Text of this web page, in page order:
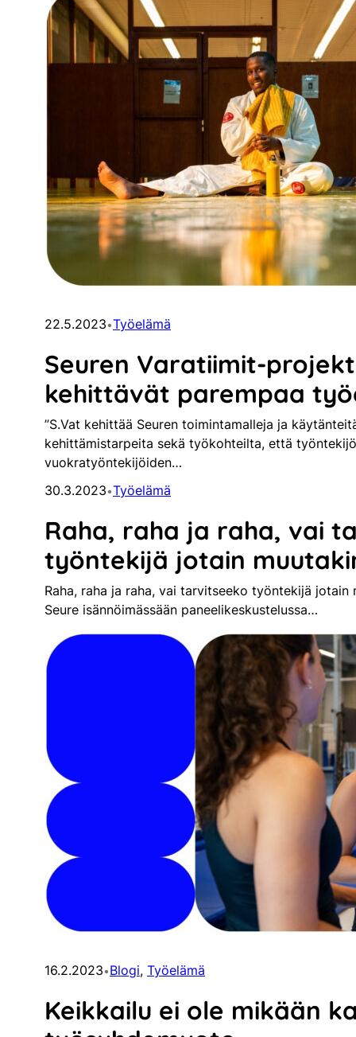
22.5.2023•Työelämä
Seuren Varatiimit-
kehittävät parempaa
”S.Vat kehittää Seuren toimintamalleja ja
kehittämistarpeita sekä työkohteilta, että
vuokratyöntekijöiden…
30.3.2023•Työelämä
Raha, raha ja raha, vai
työntekijä jotain
Raha, raha ja raha, vai tarvitseeko työntekijä jotain
Seure isännöimässään paneelikeskustelussa…
16.2.2023•Blogi, Työelämä
Keikkailu ei ole mikään